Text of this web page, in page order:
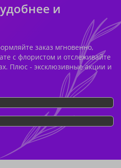
и
заказ мгновенно,
с флористом и отслеживайте
Плюс - эксклюзивные акции и